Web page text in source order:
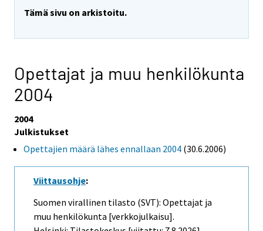
Tämä sivu on arkistoitu.
Opettajat ja muu henkilökunta
2004
2004
Julkistukset
Opettajien määrä lähes ennallaan 2004 (30.6.2006)
Viittausohje:
Suomen virallinen tilasto (SVT): Opettajat ja
muu henkilökunta [verkkojulkaisu].